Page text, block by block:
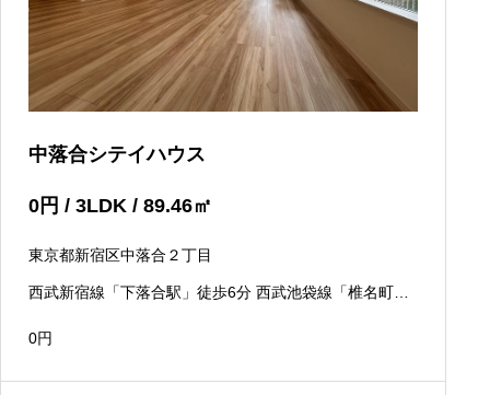
中落合シテイハウス
0 円 / 3LDK / 89.46㎡
東京都新宿区中落合２丁目
西武新宿線「下落合駅」徒歩6分 西武池袋線「椎名町
0円